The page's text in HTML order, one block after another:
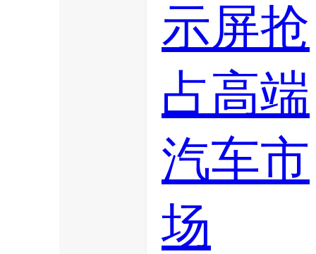
示屏抢
占高端
汽车市
场